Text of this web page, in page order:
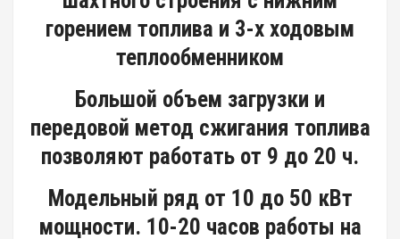
горением топлива и 3-х ходовым
теплообменником
Большой объем загрузки и
передовой метод сжигания топлива
позволяют работать от 9 до 20 ч.
Модельный ряд от 10 до 50 кВт
мощности. 10-20 часов работы на